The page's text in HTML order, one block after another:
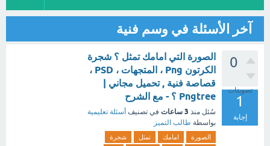
آخر الأسئلة في وسم فنية
0
تصويتات
1
إجابة
الصورة التي امامك تمثل ؟ شجرة
الكرتون Png ، المتجهات ، PSD ،
قصاصة فنية , تحميل مجاني |
Pngtree ؟ - مع الشرح
سُئل منذ 3 ساعات في تصنيف أسئلة تعليمية
بواسطة طالب التميز
الصورة امامك تمثل
شجرة